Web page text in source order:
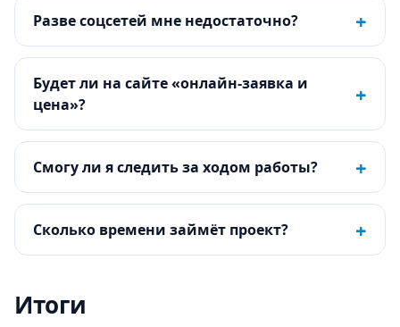
Разве соцсетей мне недостаточно? +
Будет ли на сайте «онлайн-заявка и
цена»?
+
Смогу ли я следить за ходом работы? +
Сколько времени займёт проект? +
Итоги